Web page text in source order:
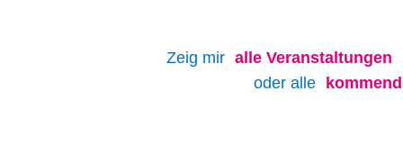
Zeig mir alle Veranstaltungen
oder alle